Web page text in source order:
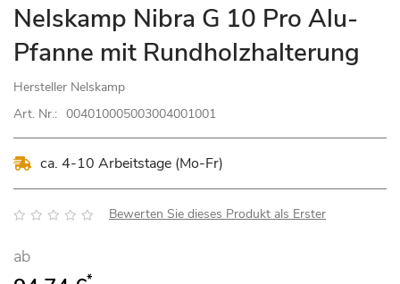
Zum
Anfang
der
springen
Nelskamp Nibra G 10 Pro Alu-
Pfanne mit Rundholzhalterung
Hersteller Nelskamp
Art. Nr.: 004010005003004001001
ca. 4-10 Arbeitstage (Mo-Fr)
Bewertung: Bewerten Sie dieses Produkt als Erster
ab
*